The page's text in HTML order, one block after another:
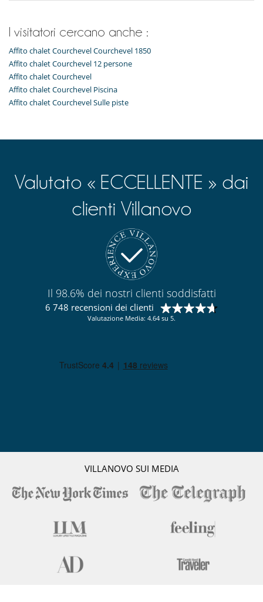
Asciugatrice
Combinato microonde e forno normale
Congelatore
Cooker hood
Ferro da stiro
Fondue
Macchina per il caffè Nespresso
Pierrade
Casa con servizio cuoco o chef
Per la vostra comodità e convenienza
cantina a vino temperata
Garage o posteggio privato
I visitatori cercano anche :
Affito chalet Courchevel Courchevel 1850
Affito chalet Courchevel 12 persone
Affito chalet Courchevel
Affito chalet Courchevel Piscina
Affito chalet Courchevel Sulle piste
Valutato « ECCELLENTE » dai
clienti Villanovo
Il 98.6% dei nostri clienti soddisfatti
6 748 recensioni dei clienti
Valutazione Media: 4.64 su 5.
VILLANOVO SUI MEDIA